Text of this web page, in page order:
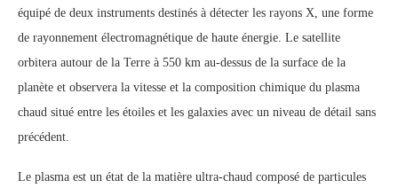
équipé de deux instruments destinés à détecter les rayons X, une forme
de rayonnement électromagnétique de haute énergie. Le satellite
orbitera autour de la Terre à 550 km au-dessus de la surface de la
planète et observera la vitesse et la composition chimique du plasma
chaud situé entre les étoiles et les galaxies avec un niveau de détail sans
précédent.
Le plasma est un état de la matière ultra-chaud composé de particules